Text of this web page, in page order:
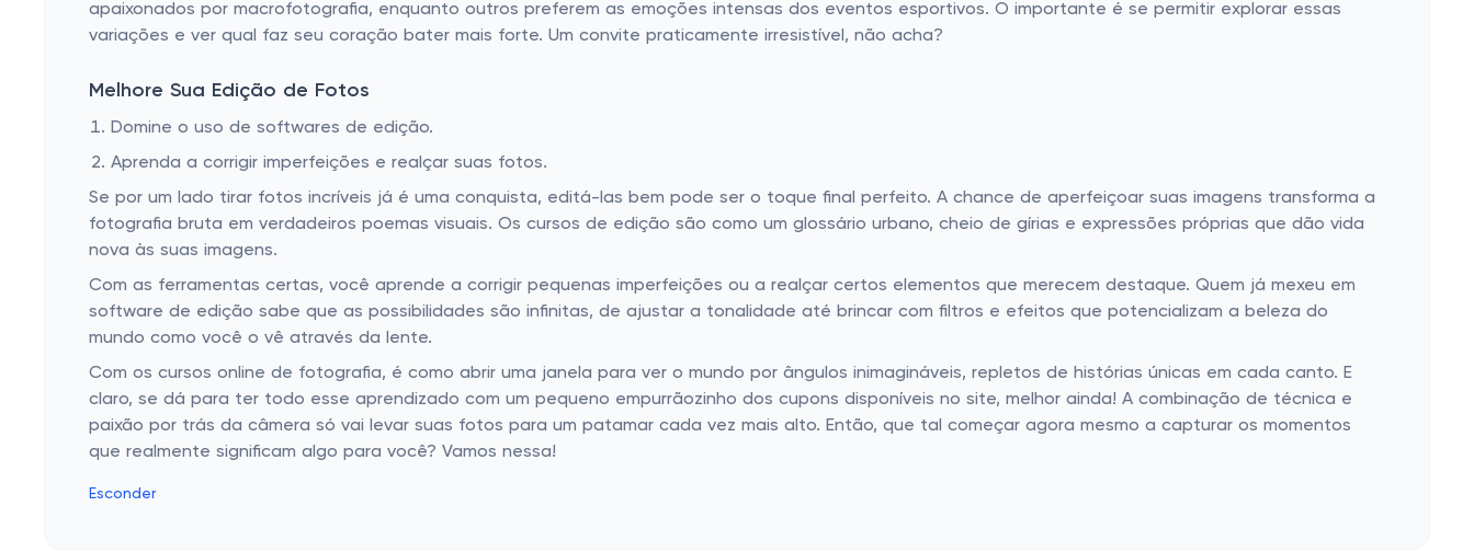
apaixonados por macrofotografia, enquanto outros preferem as emoções intensas dos eventos esportivos. O importante é se permitir explorar essas
variações e ver qual faz seu coração bater mais forte. Um convite praticamente irresistível, não acha?
Melhore Sua Edição de Fotos
Domine o uso de softwares de edição.
Aprenda a corrigir imperfeições e realçar suas fotos.
Se por um lado tirar fotos incríveis já é uma conquista, editá-las bem pode ser o toque final perfeito. A chance de aperfeiçoar suas imagens transforma a
fotografia bruta em verdadeiros poemas visuais. Os cursos de edição são como um glossário urbano, cheio de gírias e expressões próprias que dão vida
nova às suas imagens.
Com as ferramentas certas, você aprende a corrigir pequenas imperfeições ou a realçar certos elementos que merecem destaque. Quem já mexeu em
software de edição sabe que as possibilidades são infinitas, de ajustar a tonalidade até brincar com filtros e efeitos que potencializam a beleza do
mundo como você o vê através da lente.
Com os cursos online de fotografia, é como abrir uma janela para ver o mundo por ângulos inimagináveis, repletos de histórias únicas em cada canto. E
claro, se dá para ter todo esse aprendizado com um pequeno empurrãozinho dos cupons disponíveis no site, melhor ainda! A combinação de técnica e
paixão por trás da câmera só vai levar suas fotos para um patamar cada vez mais alto. Então, que tal começar agora mesmo a capturar os momentos
que realmente significam algo para você? Vamos nessa!
Esconder